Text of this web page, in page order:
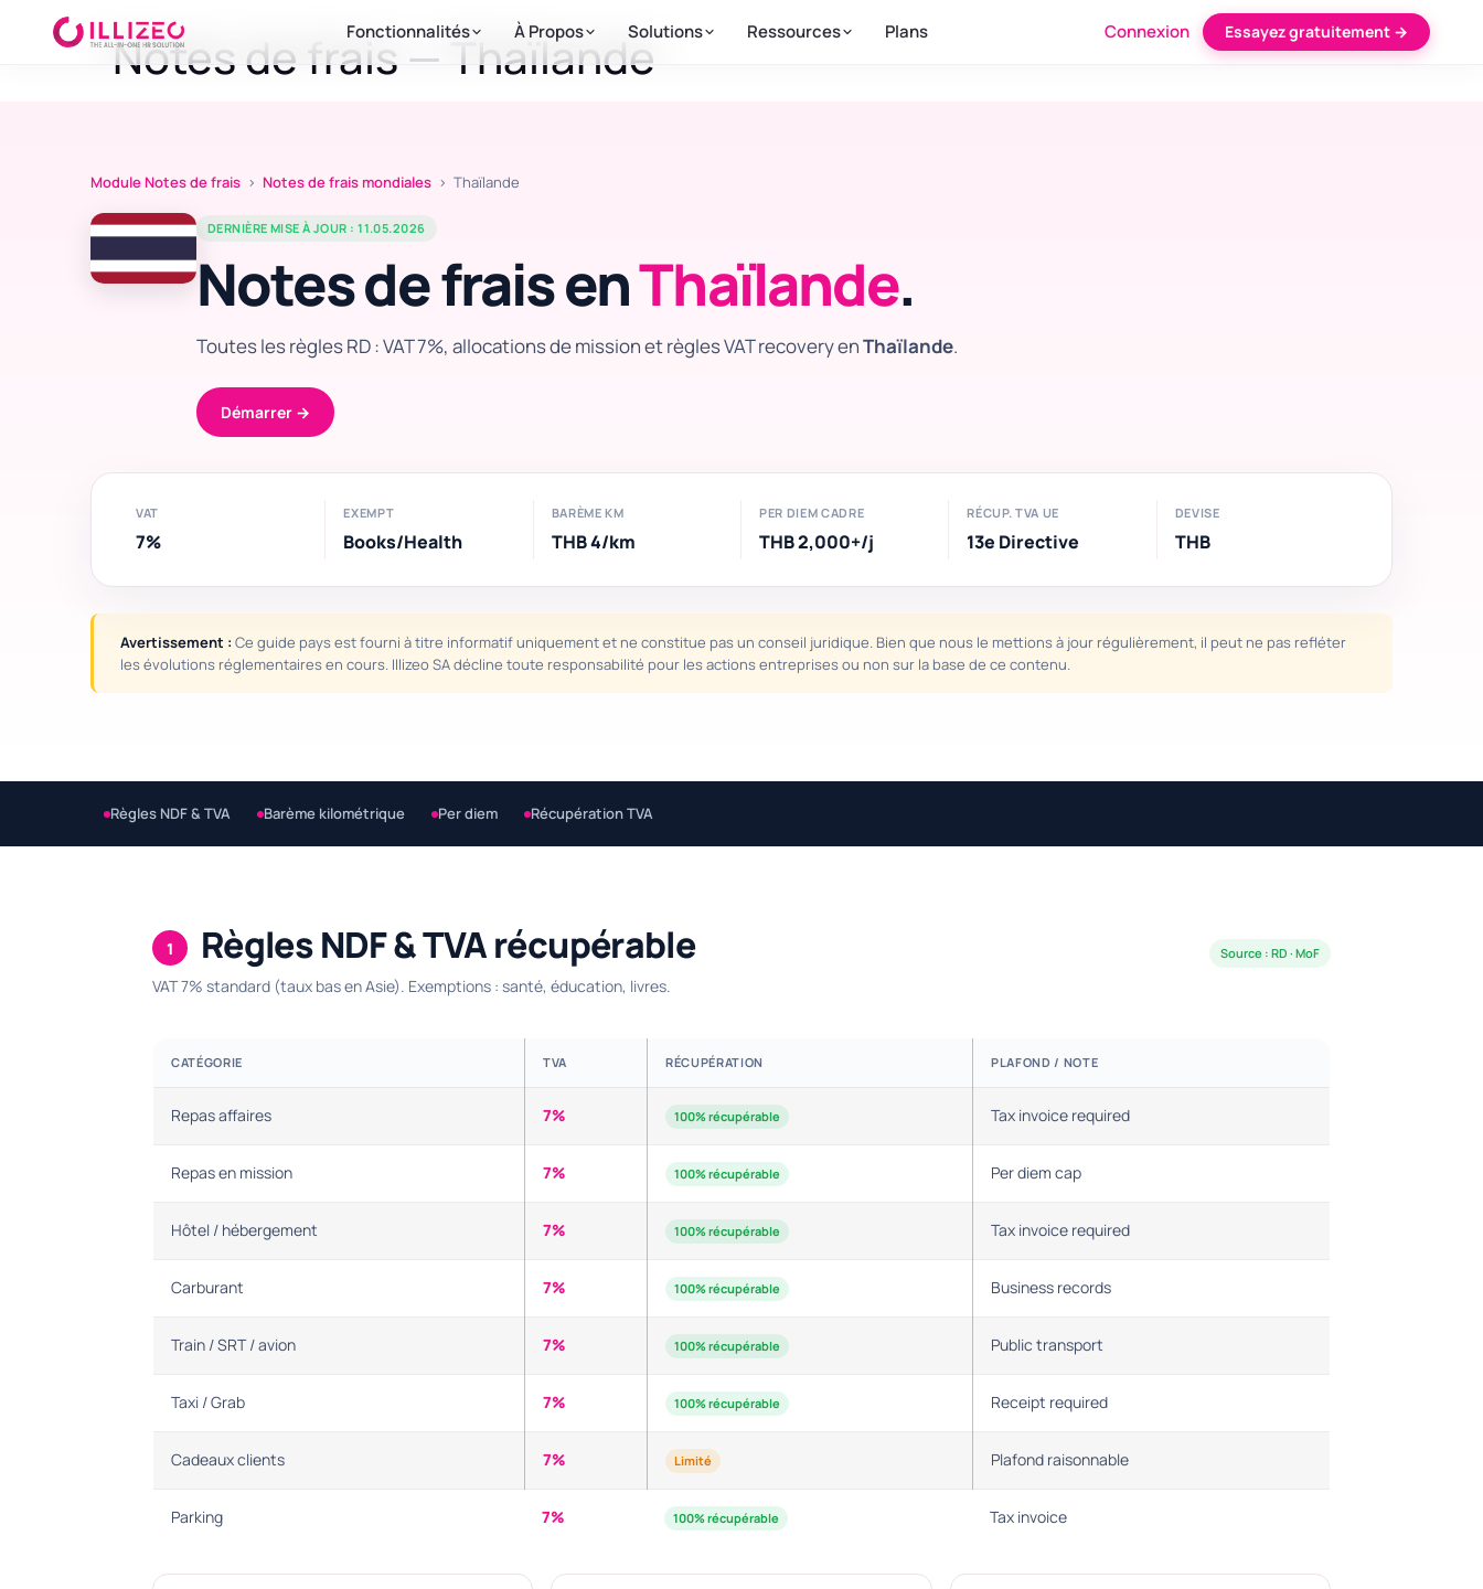
Fonctionnalités À Propos Solutions Ressources Plans Connexion Essayez gratuitement →
Notes de frais — Thaïlande
Module Notes de frais › Notes de frais mondiales › Thaïlande
DERNIÈRE MISE À JOUR : 11.05.2026
Notes de frais enThaïlande.
Toutes les règles RD : VAT 7%, allocations de mission et règles VAT recovery enThaïlande.
Démarrer →
VAT
7%
EXEMPT
Books/Health
BARÈME KM
THB 4/km
PER DIEM CADRE
THB 2,000+/j
RÉCUP. TVA UE
13e Directive
DEVISE
THB
Avertissement : Ce guide pays est fourni à titre informatif uniquement et ne constitue pas un conseil juridique. Bien que nous le mettions à jour régulièrement, il peut ne pas refléter
les évolutions réglementaires en cours. Illizeo SA décline toute responsabilité pour les actions entreprises ou non sur la base de ce contenu.
Règles NDF & TVA Barème kilométrique Per diem Récupération TVA
1 Règles NDF & TVA récupérable
VAT 7% standard (taux bas en Asie). Exemptions : santé, éducation, livres.
Source : RD · MoF
CATÉGORIE TVA RÉCUPÉRATION PLAFOND / NOTE
Repas affaires 7% 100% récupérable Tax invoice required
Repas en mission 7% 100% récupérable Per diem cap
Hôtel / hébergement 7% 100% récupérable Tax invoice required
Carburant 7% 100% récupérable Business records
Train / SRT / avion 7% 100% récupérable Public transport
Taxi / Grab 7% 100% récupérable Receipt required
Cadeaux clients 7% Limité Plafond raisonnable
Parking 7% 100% récupérable Tax invoice